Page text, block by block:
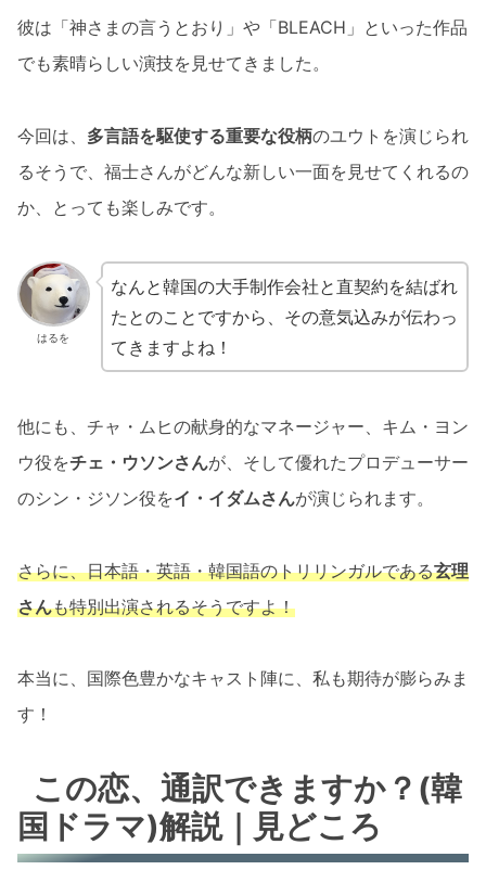
彼は「神さまの言うとおり」や「BLEACH」といった作品
でも素晴らしい演技を見せてきました。
今回は、 多言語を駆使する重要な役柄のユウトを演じられ
るそうで、福士さんがどんな新しい一面を見せてくれるの
か、とっても楽しみです。
はるを
なんと韓国の大手制作会社と直契約を結ばれ
たとのことですから、その意気込みが伝わっ
てきますよね！
他にも、チャ・ムヒの献身的なマネージャー、キム・ヨン
ウ役をチェ・ウソンさんが、そして優れたプロデューサー
のシン・ジソン役をイ・イダムさんが演じられます。
さらに、日本語・英語・韓国語のトリリンガルである玄理
さんも特別出演されるそうですよ！
本当に、国際色豊かなキャスト陣に、私も期待が膨らみま
す！
この恋、通訳できますか？(韓
国ドラマ)解説｜見どころ